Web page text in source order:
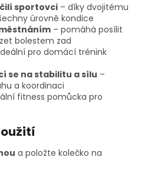
sportovci – díky dvojitému
úrovně kondice
– pomáhá posílit
bolestem zad
pro domácí trénink
se na stabilitu a sílu –
a koordinaci
fitness pomůcka pro
a položte kolečko na